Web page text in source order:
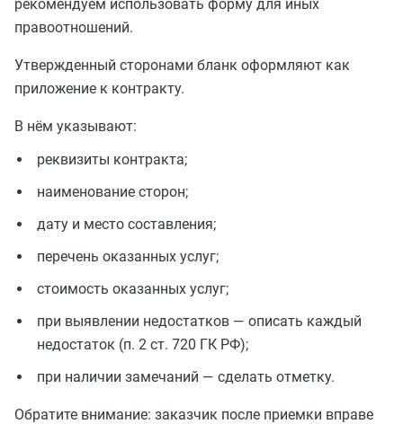
рекомендуем использовать форму для иных
правоотношений.
Утвержденный сторонами бланк оформляют как
приложение к контракту.
В нём указывают:
реквизиты контракта;
наименование сторон;
дату и место составления;
перечень оказанных услуг;
стоимость оказанных услуг;
при выявлении недостатков — описать каждый
недостаток (п. 2 ст. 720 ГК РФ);
при наличии замечаний — сделать отметку.
Обратите внимание: заказчик после приемки вправе